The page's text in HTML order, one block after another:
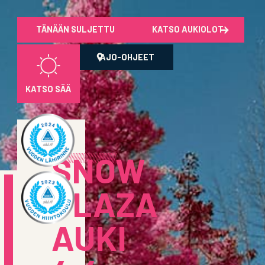
TÄNÄÄN SULJETTU KATSO AUKIOLOT
KATSO SÄÄ
AJO-OHJEET
SNOW
PLAZA
AUKI